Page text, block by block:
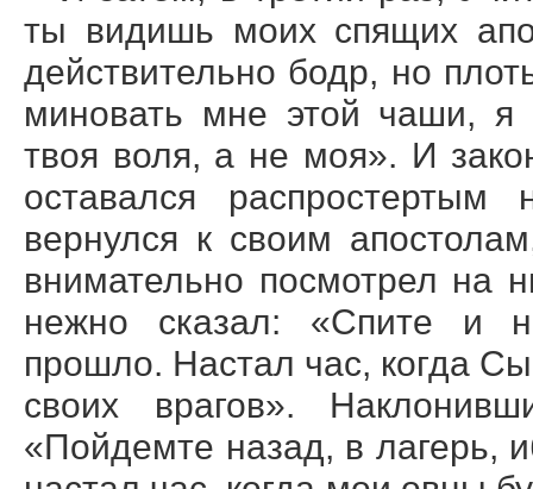
ты видишь моих спящих
действительно бодр, но
миновать мне этой чаши, я
твоя воля, а не моя». И
оставался
вернулся к своим
внимательно посмотрел на
нежно сказал: «Спите и
прошло. Настал час, когда
своих врагов».
«Пойдемте назад, в лагерь,